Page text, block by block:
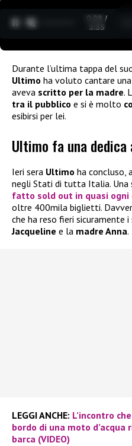
0:29 /
3:35
Durante l’ultima tappa del
Ultimo ha voluto cantare una
aveva scritto per la madre.
tra il pubblico e si è molto
esibirsi per lei.
Ultimo fa una dedica
Ieri sera Ultimo ha concluso,
negli Stati di tutta Italia. Una
fatto sold out in quasi ogni
oltre 400mila biglietti.
che ha reso fieri sicuramente
Jacqueline e la madre Anna.
LEGGI ANCHE: L’incontro
bordo di una moto
barca (VIDEO)